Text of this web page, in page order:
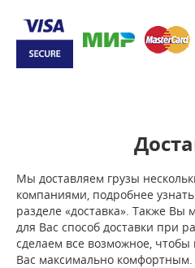
Мы доставляем грузы
компаниями, подробнее
разделе «доставка». Также Вы
для Вас способ доставки при
сделаем все возможное, чтобы
Вас максимально комфортным.